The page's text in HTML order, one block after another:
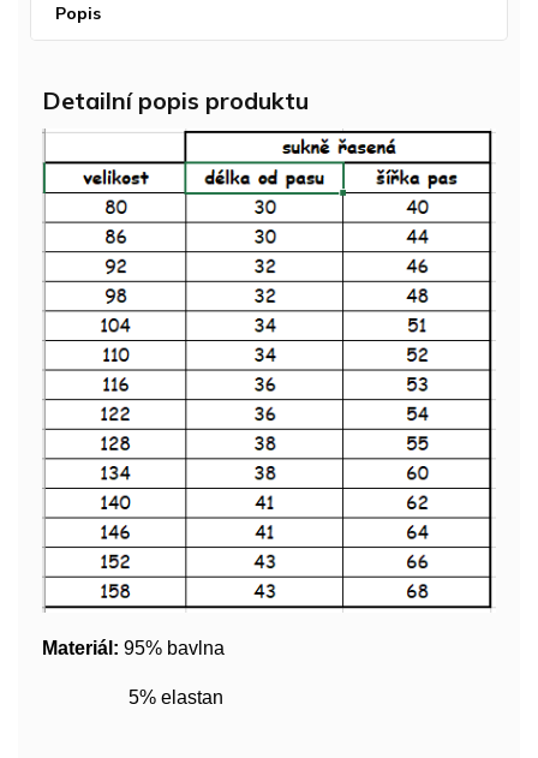
Popis
Detailní popis produktu
Materiál: 95% bavlna
5% elastan